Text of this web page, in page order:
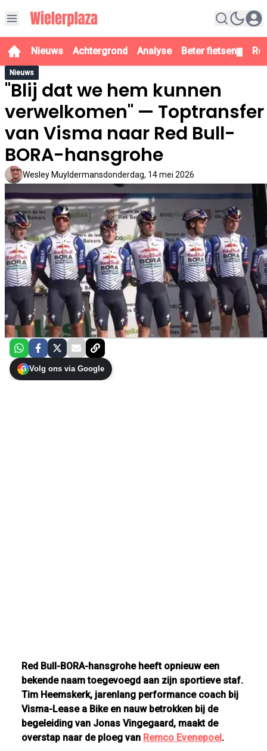
Nieuws Achtergrond Analyse Beter fietsen
Nieuws
"Blij dat we hem kunnen
verwelkomen" — Toptransfer
van Visma naar Red Bull-
BORA-hansgrohe
Wesley Muyldermansdonderdag, 14 mei 2026
G Volg ons via Google
Red Bull-BORA-hansgrohe heeft opnieuw een
bekende naam toegevoegd aan zijn sportieve staf.
Tim Heemskerk, jarenlang performance coach bij
Visma-Lease a Bike en nauw betrokken bij de
begeleiding van Jonas Vingegaard, maakt de
overstap naar de ploeg van Remco Evenepoel.